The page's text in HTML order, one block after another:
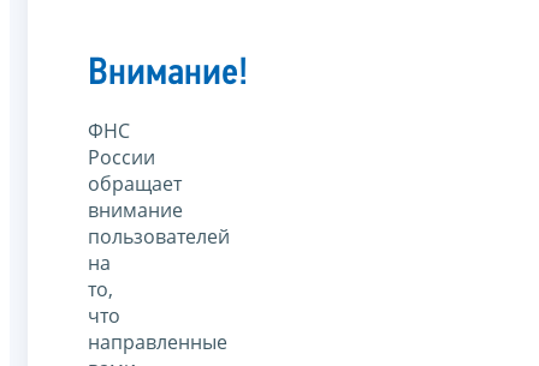
Внимание!
ФНС
России
обращает
внимание
пользователей
на
то,
что
направленные